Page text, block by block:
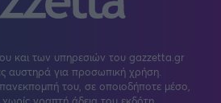
και των υπηρεσιών του gazzetta.gr
αυστηρά για προσωπική χρήση.
του, σε οποιοδήποτε μέσο,